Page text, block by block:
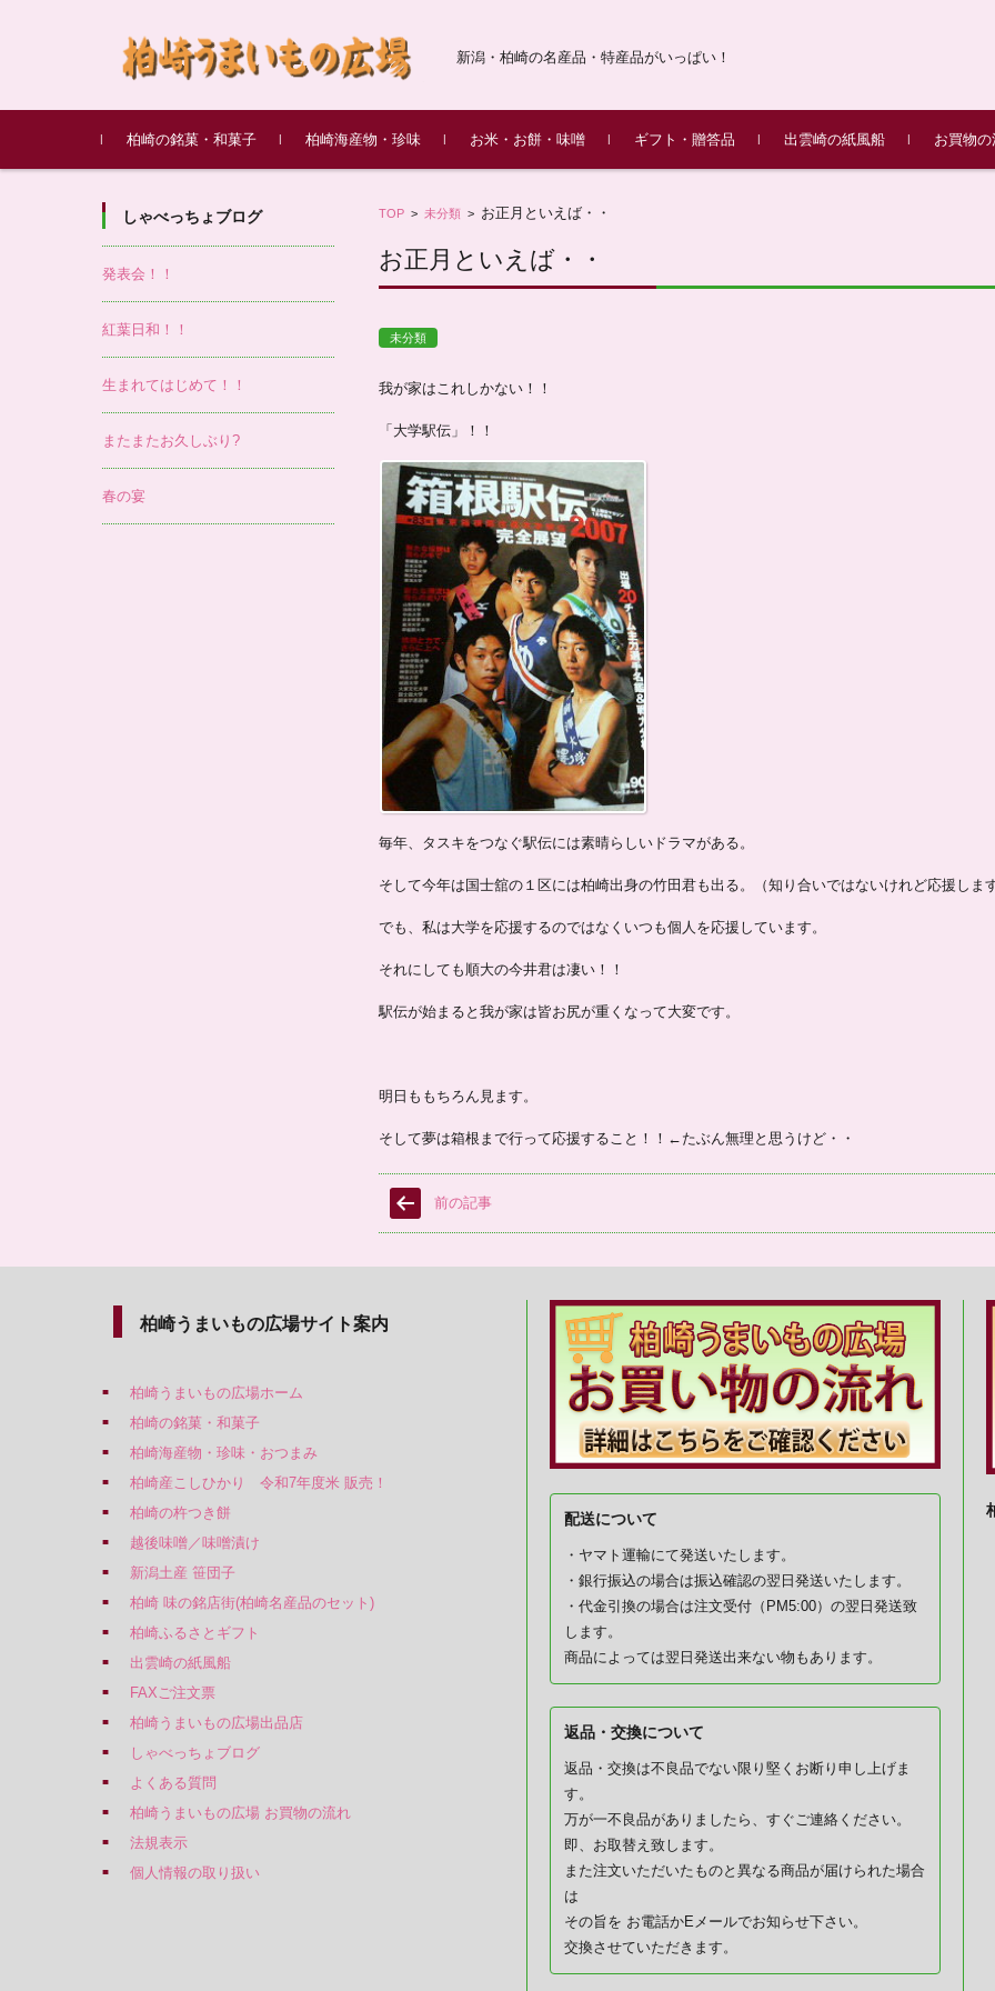
新潟・柏崎の名産品・特産品がいっぱい！
コンテンツに移動
柏崎の銘菓・和菓子
柏崎海産物・珍味 お米・お餅・味噌
度米 販売！
ギフト・贈答品 出雲崎の紙風船 お買物の
TOP> 未分類> お正月といえば・・
お正月といえば・・
未分類
我が家はこれしかない！！
「大学駅伝」！！
毎年、タスキをつなぐ駅伝には素晴らしいドラマがある。
そして今年は国士舘の１区には柏崎出身の竹田君も出る。（知り合いではないけれど応援しま
でも、私は大学を応援するのではなくいつも個人を応援しています。
それにしても順大の今井君は凄い！！
駅伝が始まると我が家は皆お尻が重くなって大変です。
明日ももちろん見ます。
そして夢は箱根まで行って応援すること！！←たぶん無理と思うけど・・
前の記事
しゃべっちょブログ
発表会！！
紅葉日和！！
生まれてはじめて！！
またまたお久しぶり?
春の宴
柏崎うまいもの広場サイト案内
柏崎うまいもの広場ホーム
柏崎の銘菓・和菓子
柏崎海産物・珍味・おつまみ
柏崎産こしひかり 令和7年度米 販売！
柏崎の杵つき餅
越後味噌／味噌漬け
新潟土産 笹団子
柏崎 味の銘店街(柏崎名産品のセット)
柏崎ふるさとギフト
出雲崎の紙風船
FAXご注文票
柏崎うまいもの広場出品店
しゃべっちょブログ
よくある質問
柏崎うまいもの広場 お買物の流れ
法規表示
個人情報の取り扱い
配送について
・ヤマト運輸にて発送いたします。
・銀行振込の場合は振込確認の翌日発送いたします。
・代金引換の場合は注文受付（PM5:00）の翌日発送致
します。
商品によっては翌日発送出来ない物もあります。
返品・交換について
返品・交換は不良品でない限り堅くお断り申し上げま
す。
万が一不良品がありましたら、すぐご連絡ください。
即、お取替え致します。
また注文いただいたものと異なる商品が届けられた場合
は
その旨を お電話かEメールでお知らせ下さい。
交換させていただきます。